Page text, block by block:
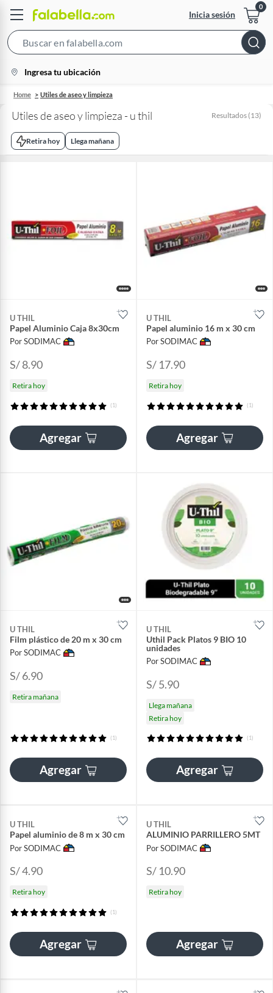
Inicia sesión
Bar
location-
icon
Ingresa tu ubicación
Home Utiles de aseo y limpieza
Utiles de aseo y limpieza - u thil Resultados (13)
Retira hoy Llega mañana
U THIL
Papel Aluminio Caja 8x30cm
Por SODIMAC
S/ 8.90
Retira hoy
(1)
Agregar
U THIL
Papel aluminio 16 m x 30 cm
Por SODIMAC
S/ 17.90
Retira hoy
(1)
Agregar
U THIL
Film plástico de 20 m x 30 cm
Por SODIMAC
S/ 6.90
Retira mañana
(1)
Agregar
U THIL
Uthil Pack Platos 9 BIO 10
unidades
Por SODIMAC
S/ 5.90
Llega mañana
Retira hoy
(1)
Agregar
U THIL
Papel aluminio de 8 m x 30 cm
Por SODIMAC
S/ 4.90
Retira hoy
(1)
Agregar
U THIL
ALUMINIO PARRILLERO 5MT
Por SODIMAC
S/ 10.90
Retira hoy
Agregar